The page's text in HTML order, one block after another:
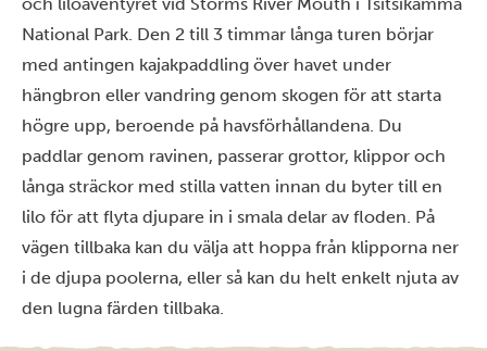
National Park. Den 2 till 3 timmar långa turen börjar
med antingen kajakpaddling över havet under
hängbron eller vandring genom skogen för att starta
högre upp, beroende på havsförhållandena. Du
paddlar genom ravinen, passerar grottor, klippor och
långa sträckor med stilla vatten innan du byter till en
lilo för att flyta djupare in i smala delar av floden. På
vägen tillbaka kan du välja att hoppa från klipporna ner
i de djupa poolerna, eller så kan du helt enkelt njuta av
den lugna färden tillbaka.